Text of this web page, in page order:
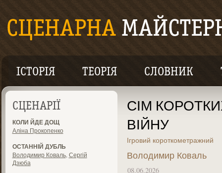
ІСТОРІЯ ТЕОРІЯ СЛОВНИК
СЦЕНАРІЇ
КОЛИ ЙДЕ ДОЩ
Аліна Прокопенко
ОСТАННІЙ ДУБЛЬ
Володимир Коваль, Сергій
Дзюба
СІМ
ВІЙНУ
Ігровий короткометражний
Володимир Коваль
08.06.2026